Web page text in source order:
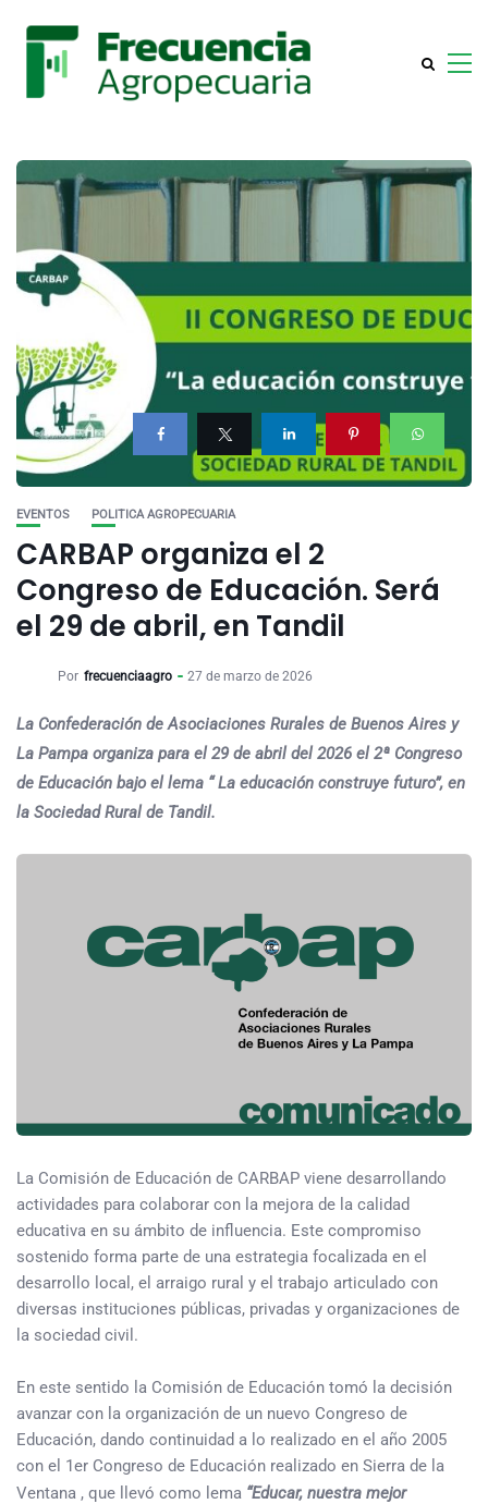
EVENTOS POLITICA AGROPECUARIA
CARBAP organiza el 2
Congreso de Educación. Será
el 29 de abril, en Tandil
Por frecuenciaagro 27 de marzo de 2026
La Confederación de Asociaciones Rurales de Buenos Aires y
La Pampa organiza para el 29 de abril del 2026 el 2ª Congreso
de Educación bajo el lema “ La educación construye futuro”, en
la Sociedad Rural de Tandil.
La Comisión de Educación de CARBAP viene desarrollando
actividades para colaborar con la mejora de la calidad
educativa en su ámbito de influencia. Este compromiso
sostenido forma parte de una estrategia focalizada en el
desarrollo local, el arraigo rural y el trabajo articulado con
diversas instituciones públicas, privadas y organizaciones de
la sociedad civil.
En este sentido la Comisión de Educación tomó la decisión
avanzar con la organización de un nuevo Congreso de
Educación, dando continuidad a lo realizado en el año 2005
con el 1er Congreso de Educación realizado en Sierra de la
Ventana , que llevó como lema “Educar, nuestra mejor